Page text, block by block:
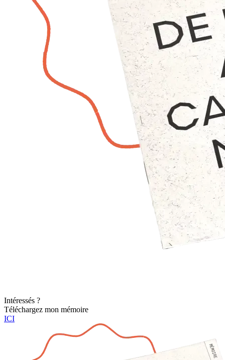
Intéressés ?
Téléchargez mon mémoire
ICI